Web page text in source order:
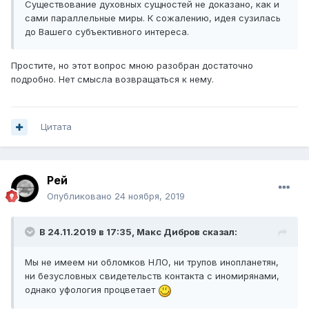
Существование духовных сущностей не доказано, как и
сами параллельные миры. К сожалению, идея сузилась
до Вашего субъективного интереса.
Простите, но этот вопрос мною разобран достаточно
подробно. Нет смысла возвращаться к нему.
Цитата
Рей
Опубликовано 24 ноября, 2019
В 24.11.2019 в 17:35, Макс Дибров сказал:
Мы не имеем ни обломков НЛО, ни трупов инопланетян,
ни безусловных свидетельств контакта с иномирянами,
однако уфология процветает